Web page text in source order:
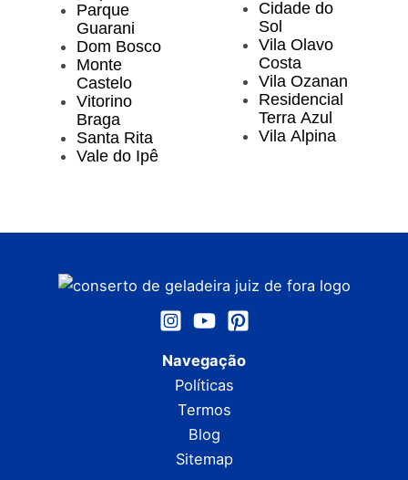
Parque
Guarani
Dom Bosco
Monte
Castelo
Vitorino
Braga
Santa Rita
Vale do Ipê
Cidade do
Sol
Vila Olavo
Costa
Vila Ozanan
Residencial
Terra Azul
Vila Alpina
Navegação
Políticas
Termos
Blog
Sitemap